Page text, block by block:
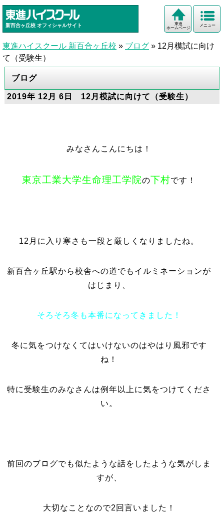
新百合ヶ丘校 オフィシャルサイト メニュー
東進
ホームページ
東進ハイスクール 新百合ヶ丘校 » ブログ » 12月模試に向け
て（受験生）
ブログ
2019年 12月 6日 12月模試に向けて（受験生）
みなさんこんにちは！
東京工業大学生命理工学院の下村です！
12月に入り寒さも一段と厳しくなりましたね。
新百合ヶ丘駅から校舎への道でもイルミネーションが
はじまり、
そろそろ冬も本番になってきました！
冬に気をつけなくてはいけないのはやはり風邪です
ね！
特に受験生のみなさんは例年以上に気をつけてくださ
い。
前回のブログでも似たような話をしたような気がしま
すが、
大切なことなので2回言いました！